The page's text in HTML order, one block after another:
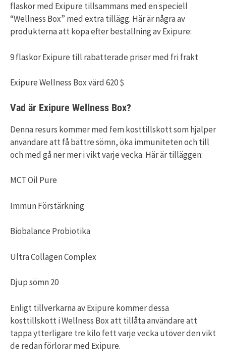
flaskor med Exipure tillsammans med en speciell
“Wellness Box” med extra tillägg. Här är några av
produkterna att köpa efter beställning av Exipure:
9 flaskor Exipure till rabatterade priser med fri frakt
Exipure Wellness Box värd 620 $
Vad är Exipure Wellness Box?
Denna resurs kommer med fem kosttillskott som hjälper
användare att få bättre sömn, öka immuniteten och till
och med gå ner mer i vikt varje vecka. Här är tilläggen:
MCT Oil Pure
Immun Förstärkning
Biobalance Probiotika
Ultra Collagen Complex
Djup sömn 20
Enligt tillverkarna av Exipure kommer dessa
kosttillskott i Wellness Box att tillåta användare att
tappa ytterligare tre kilo fett varje vecka utöver den vikt
de redan förlorar med Exipure.